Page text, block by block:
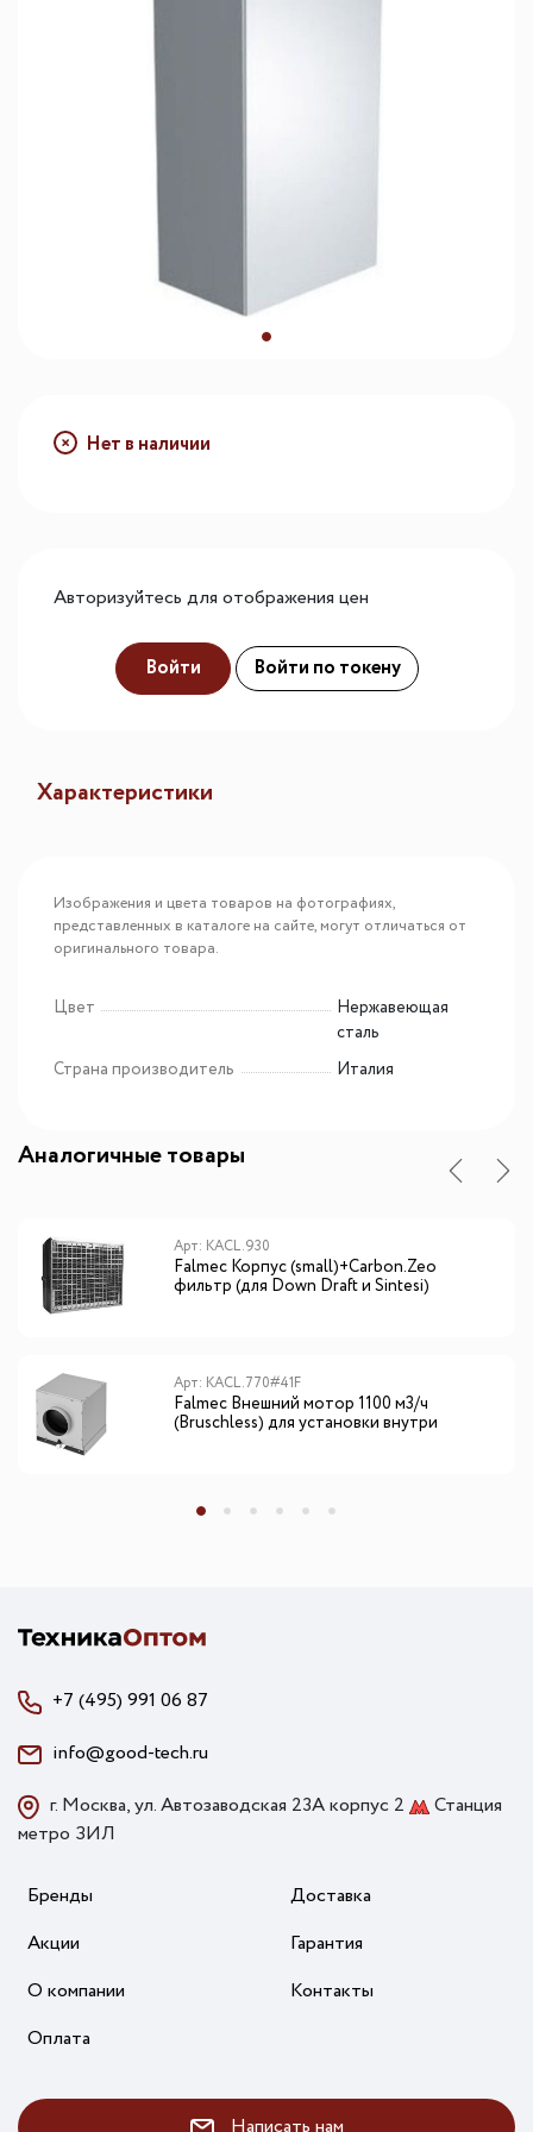
Нет в наличии
Авторизуйтесь для отображения цен
Войти Войти по токену
Характеристики
Изображения и цвета товаров на фотографиях,
представленных в каталоге на сайте, могут отличаться от
оригинального товара.
Цвет
Нержавеющая
сталь
Страна производитель
Италия
Аналогичные товары
Арт: KACL.930
Falmec Корпус (small)+Carbon.Zeo
фильтр (для Down Draft и Sintesi)
Арт: KACL.770#41F
Falmec Внешний мотор 1100 м3/ч
(Bruschless) для установки внутри
+7 (495) 991 06 87
info@good-tech.ru
г. Москва, ул. Автозаводская 23А корпус 2
Станция
метро ЗИЛ
Бренды
Акции
О компании
Оплата
Доставка
Гарантия
Контакты